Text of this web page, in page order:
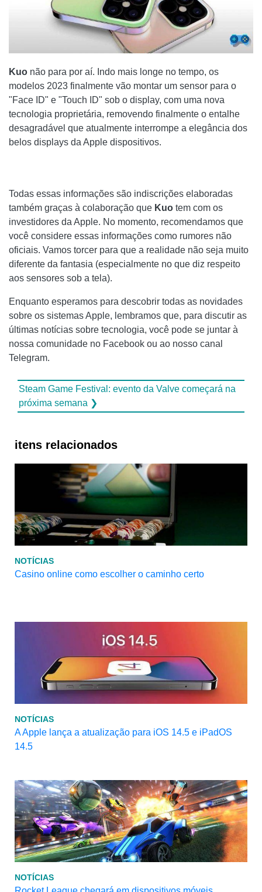
Kuo não para por aí. Indo mais longe no tempo, os
modelos 2023 finalmente vão montar um sensor para o
"Face ID" e "Touch ID" sob o display, com uma nova
tecnologia proprietária, removendo finalmente o entalhe
desagradável que atualmente interrompe a elegância dos
belos displays da Apple dispositivos.
Todas essas informações são indiscrições elaboradas
também graças à colaboração que Kuo tem com os
investidores da Apple. No momento, recomendamos que
você considere essas informações como rumores não
oficiais. Vamos torcer para que a realidade não seja muito
diferente da fantasia (especialmente no que diz respeito
aos sensores sob a tela).
Enquanto esperamos para descobrir todas as novidades
sobre os sistemas Apple, lembramos que, para discutir as
últimas notícias sobre tecnologia, você pode se juntar à
nossa comunidade no Facebook ou ao nosso canal
Telegram.
Steam Game Festival: evento da Valve começará na
próxima semana ❯
itens relacionados
NOTÍCIAS
Casino online como escolher o caminho certo
NOTÍCIAS
A Apple lança a atualização para iOS 14.5 e iPadOS
14.5
NOTÍCIAS